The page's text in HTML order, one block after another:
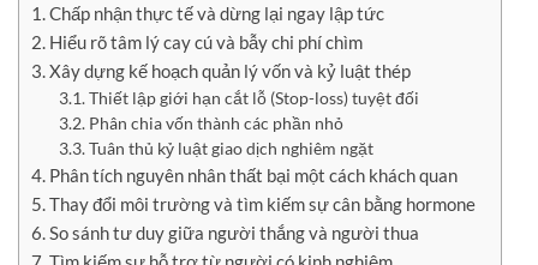
Chấp nhận thực tế và dừng lại ngay lập tức
Hiểu rõ tâm lý cay cú và bẫy chi phí chìm
Xây dựng kế hoạch quản lý vốn và kỷ luật thép
Thiết lập giới hạn cắt lỗ (Stop-loss) tuyệt đối
Phân chia vốn thành các phần nhỏ
Tuân thủ kỷ luật giao dịch nghiêm ngặt
Phân tích nguyên nhân thất bại một cách khách quan
Thay đổi môi trường và tìm kiếm sự cân bằng hormone
So sánh tư duy giữa người thắng và người thua